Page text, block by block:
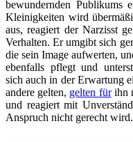
bewundernden Publikums
Kleinigkeiten wird
aus, reagiert der Narzisst
Verhalten. Er umgibt sich
die sein Image aufwerten,
ebenfalls pflegt und
sich auch in der Erwartung
andere gelten, gelten fürihn
und reagiert mit
Anspruch nicht gerecht wird.